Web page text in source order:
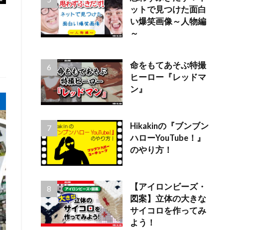
ットで見つけた面白
い爆笑画像～人物編
～
命をもてあそぶ特撮
ヒーロー『レッドマ
ン』
Hikakinの『ブンブン
ハローYouTube！』
のやり方！
【アイロンビーズ・
図案】立体の大きな
サイコロを作ってみ
よう！